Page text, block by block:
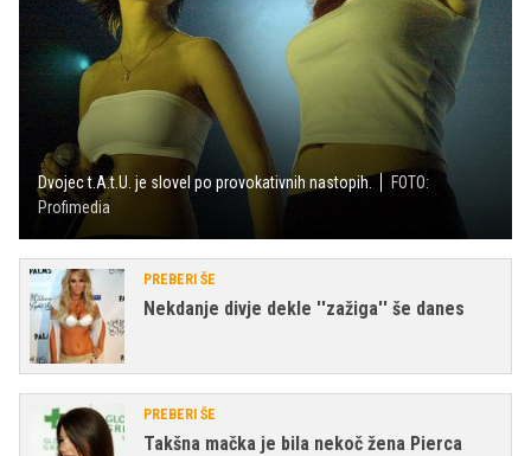
Dvojec t.A.t.U. je slovel po provokativnih nastopih.
FOTO:
Profimedia
PREBERI ŠE
Nekdanje divje dekle ''zažiga'' še danes
PREBERI ŠE
Takšna mačka je bila nekoč žena Pierca